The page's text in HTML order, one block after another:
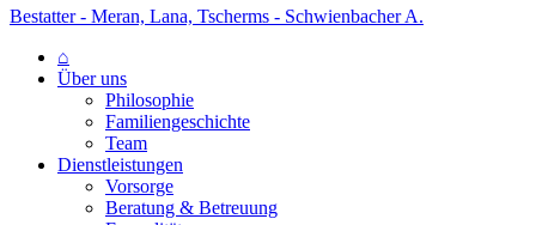
Bestatter - Meran, Lana, Tscherms - Schwienbacher A.
⌂
Über uns
Philosophie
Familiengeschichte
Team
Dienstleistungen
Vorsorge
Beratung & Betreuung